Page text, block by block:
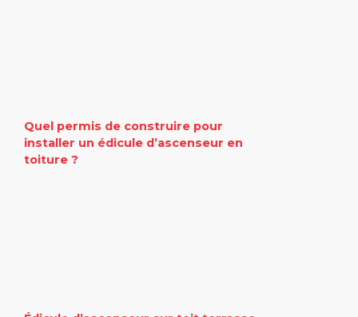
Quel permis de construire pour
installer un édicule d’ascenseur en
toiture ?